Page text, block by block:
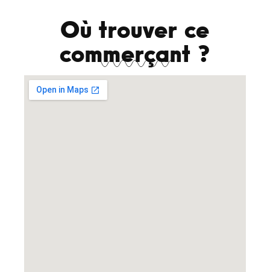
Où trouver ce
commerçant ?